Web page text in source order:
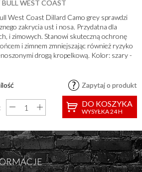
WEST COAST
West Coast Dillard Camo grey sprawdzi
zakrycia ust i nosa. Przydatna dla
i zimowych. Stanowi skuteczną ochronę
i zimnem zmniejszając również ryzyko
drogą kropelkową. Kolor: szary -
Zapytaj o produkt
DO KOSZYKA
WYSYŁKA 24 H